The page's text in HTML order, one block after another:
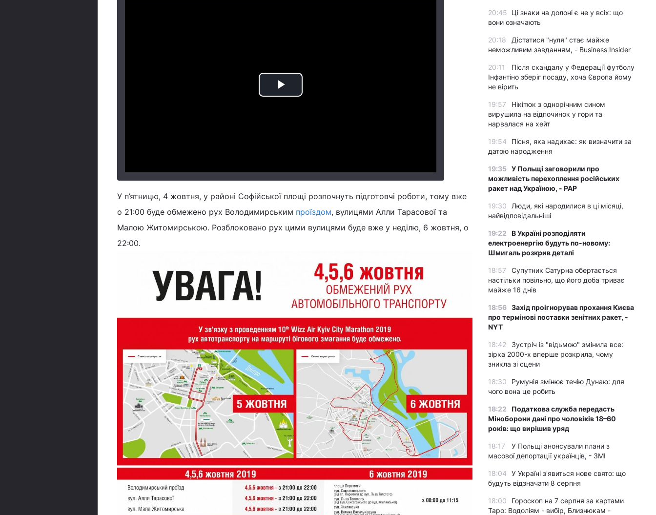
Play
У п’ятницю, 4 жовтня, у районі Софійської площі розпочнуть підготовчі роботи, тому вже
о 21:00 буде обмежено рух Володимирським проїздом, вулицями Алли Тарасової та
Малою Житомирською. Розблоковано рух цими вулицями буде вже у неділю, 6 жовтня, о
22:00.
20:45
Ці знаки на долоні є не у всіх: що
вони означають
20:18
Дістатися "нуля" стає майже
неможливим завданням, - Business Insider
20:11
Після скандалу у Федерації футболу
Інфантіно зберіг посаду, хоча Європа йому
не вірить
19:57
Нікітюк з однорічним сином
вирушила на відпочинок у гори та
нарвалася на хейт
19:54
Пісня, яка надихає: як визначити за
датою народження
19:35 У Польщі заговорили про
можливість перехоплення російських
ракет над Україною, - PAP
19:30
Люди, які народилися в ці місяці,
найвідповідальніші
19:22
В Україні розподіляти
електроенергію будуть по-новому:
Шмигаль розкрив деталі
18:57
Супутник Сатурна обертається
настільки повільно, що його доба триває
майже 16 днів
18:56 Захід проігнорував прохання Києва
про термінові поставки зенітних ракет, -
NYT
18:42
Зустріч із "відьмою" змінила все:
зірка 2000-х вперше розкрила, чому
зникла зі сцени
18:30
Румунія змінює течію Дунаю: для
чого вона це робить
18:22
Податкова служба передасть
Міноборони дані про чоловіків 18–60
років: що вирішив уряд
18:17
У Польщі анонсували плани з
масової депортації українців, - ЗМІ
18:04
У Україні з'явиться нове свято: що
будуть відзначати 8 серпня
18:00
Гороскоп на 7 серпня за картами
Таро: Водоліям - вибір, Близнюкам -